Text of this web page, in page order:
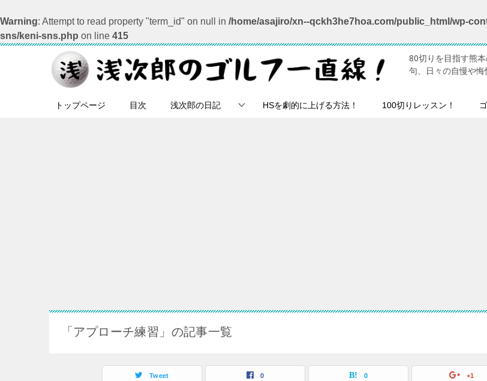
Warning: Attempt to read property "term_id" on null in /home/asajiro/xn--qckh3he7hoa.com/public_html/wp-
sns/keni-sns.php on line 415
80切りを目指す熊
句、日々の自慢や悔
トップページ 目次 浅次郎の日記 HSを劇的に上げる方法！ 100切りレッスン！
「アプローチ練習」の記事一覧
Tweet 0 0 +1